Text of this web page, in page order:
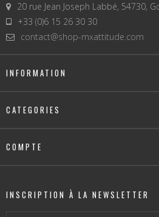
20 rue Jean Joseph Labbé, 54730,
+33 (0)6 15 26 30 30
contact@shop-mxattitude.com
INFORMATION
CATEGORIES
COMPTE
INSCRIPTION À LA NEWSLETTER